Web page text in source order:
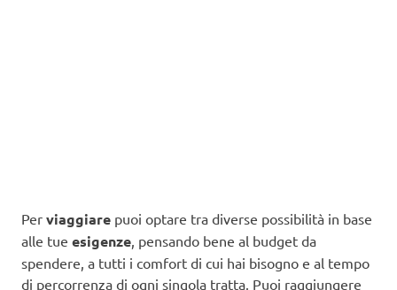
Per viaggiare puoi optare tra diverse possibilità in base
alle tue esigenze , pensando bene al budget da
spendere, a tutti i comfort di cui hai bisogno e al tempo
di percorrenza di ogni singola tratta. Puoi raggiungere